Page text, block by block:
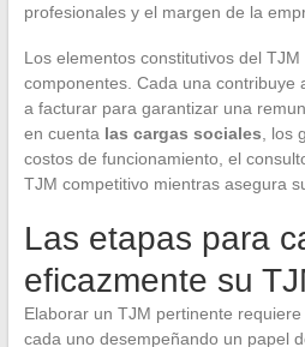
profesionales y el margen de la
Los elementos constitutivos del
componentes. Cada una contribuye
a facturar para garantizar una
en cuenta las cargas sociales , los
costos de funcionamiento, el
TJM competitivo mientras asegura
Las etapas para
eficazmente su
Elaborar un TJM pertinente
cada uno desempeñando un papel